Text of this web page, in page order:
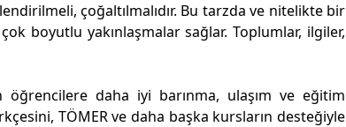
çoğaltılmalıdır. Bu tarzda ve nitelikte bir
boyutlu yakınlaşmalar sağlar. Toplumlar, ilgiler,
daha iyi barınma, ulaşım ve eğitim
TÖMER ve daha başka kursların desteğiyle